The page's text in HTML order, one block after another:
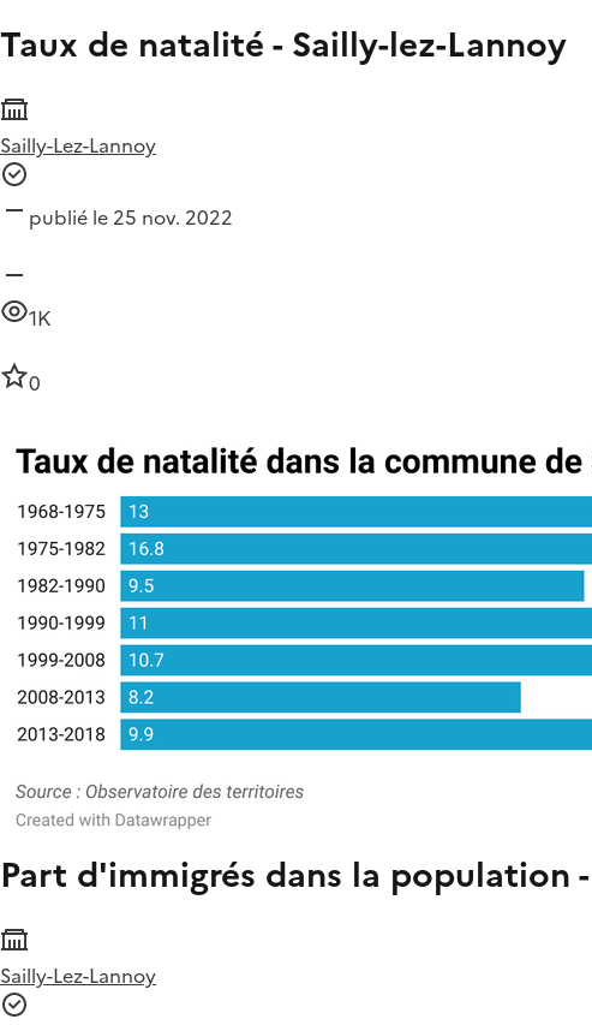
Taux de natalité - Sailly-lez-Lannoy
Sailly-Lez-Lannoy
publié le 25 nov. 2022
1K
0
Part d'immigrés dans la population
Sailly-Lez-Lannoy